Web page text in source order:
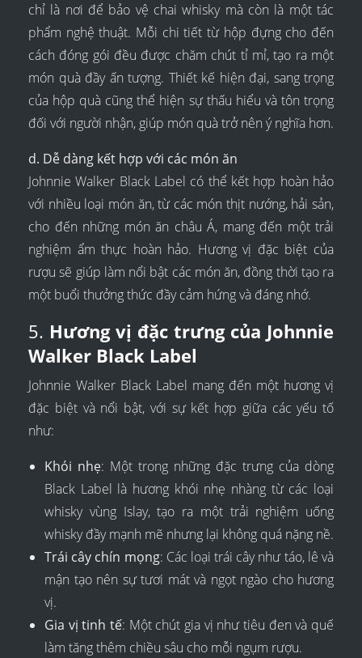
chỉ là nơi để bảo vệ chai whisky mà còn là một tác
phẩm nghệ thuật. Mỗi chi tiết từ hộp đựng cho đến
cách đóng gói đều được chăm chút tỉ mỉ, tạo ra một
món quà đầy ấn tượng. Thiết kế hiện đại, sang trọng
của hộp quà cũng thể hiện sự thấu hiểu và tôn trọng
đối với người nhận, giúp món quà trở nên ý nghĩa hơn.
d. Dễ dàng kết hợp với các món ăn
Johnnie Walker Black Label có thể kết hợp hoàn hảo
với nhiều loại món ăn, từ các món thịt nướng, hải sản,
cho đến những món ăn châu Á, mang đến một trải
nghiệm ẩm thực hoàn hảo. Hương vị đặc biệt của
rượu sẽ giúp làm nổi bật các món ăn, đồng thời tạo ra
một buổi thưởng thức đầy cảm hứng và đáng nhớ.
5. Hương vị đặc trưng của Johnnie
Walker Black Label
Johnnie Walker Black Label mang đến một hương vị
đặc biệt và nổi bật, với sự kết hợp giữa các yếu tố
như:
Khói nhẹ: Một trong những đặc trưng của dòng
Black Label là hương khói nhẹ nhàng từ các loại
whisky vùng Islay, tạo ra một trải nghiệm uống
whisky đầy mạnh mẽ nhưng lại không quá nặng nề.
Trái cây chín mọng: Các loại trái cây như táo, lê và
mận tạo nên sự tươi mát và ngọt ngào cho hương
vị.
Gia vị tinh tế: Một chút gia vị như tiêu đen và quế
làm tăng thêm chiều sâu cho mỗi ngụm rượu.